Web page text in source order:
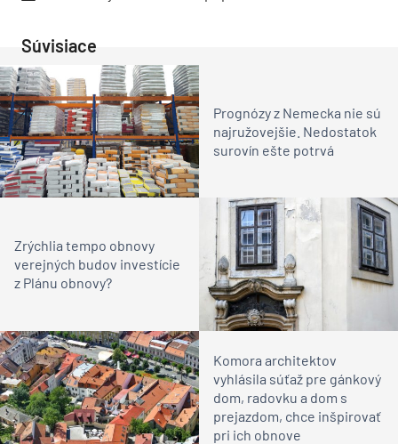
Súvisiace
Prognózy z Nemecka nie sú
najružovejšie. Nedostatok
surovín ešte potrvá
Zrýchlia tempo obnovy
verejných budov investície
z Plánu obnovy?
Komora architektov
vyhlásila súťaž pre gánkový
dom, radovku a dom s
prejazdom, chce inšpirovať
pri ich obnove